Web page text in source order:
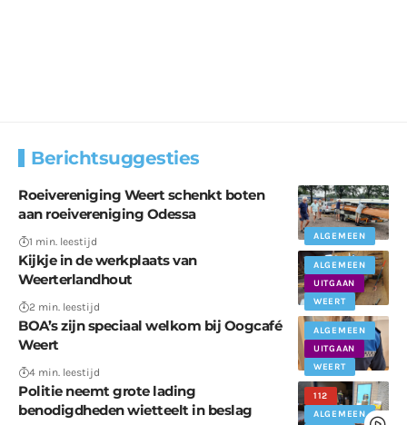
Berichtsuggesties
ALGEMEEN
Roeivereniging Weert schenkt boten
aan roeivereniging Odessa
1 min. leestijd
ALGEMEEN
UITGAAN
WEERT
Kijkje in de werkplaats van
Weerterlandhout
2 min. leestijd
ALGEMEEN
UITGAAN
WEERT
BOA’s zijn speciaal welkom bij Oogcafé
Weert
4 min. leestijd
112
ALGEMEEN
Politie neemt grote lading
benodigdheden wietteelt in beslag